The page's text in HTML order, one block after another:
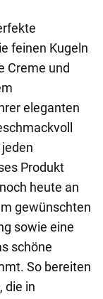
feinen Kugeln
Creme und
eleganten
Produkt
heute an
gewünschten
sowie eine
schöne
So bereiten
die in